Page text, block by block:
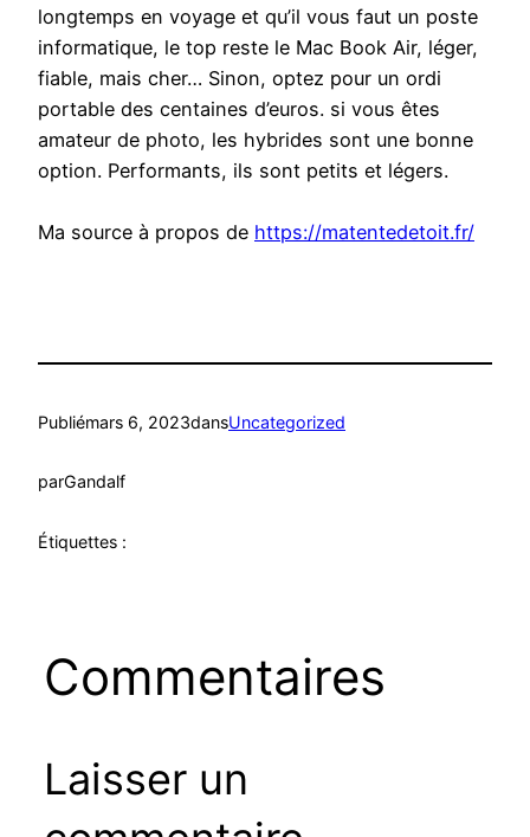
longtemps en voyage et qu’il vous faut un poste
informatique, le top reste le Mac Book Air, léger,
fiable, mais cher… Sinon, optez pour un ordi
portable des centaines d’euros. si vous êtes
amateur de photo, les hybrides sont une bonne
option. Performants, ils sont petits et légers.
Ma source à propos de https://matentedetoit.fr/
Publiémars 6, 2023dansUncategorized
parGandalf
Étiquettes :
Commentaires
Laisser un